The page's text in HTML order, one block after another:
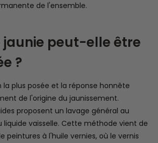
de l'ensemble.
jaunie peut-elle être
?
la plus posée et la réponse honnête
de l'origine du jaunissement.
proposent un lavage général au
vaisselle. Cette méthode vient de
peintures à l'huile vernies, où le vernis